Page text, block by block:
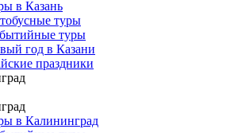
в Казань
туры
туры
год в Казани
праздники
в Калининград